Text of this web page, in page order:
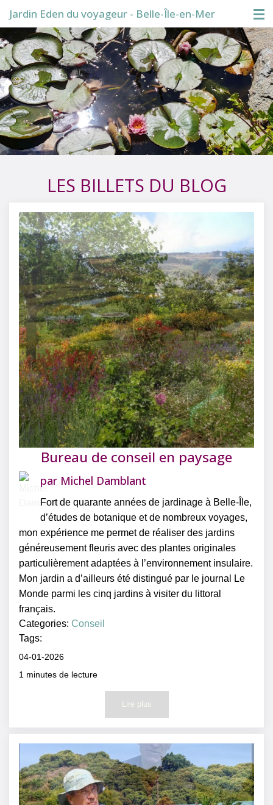
Jardin Eden du voyageur - Belle-Île-en-Mer
Accueil
Visite du jardin
Boutique
Conférences
Blog
LES BILLETS DU BLOG
Bureau de conseil en paysage
par Michel Damblant
Fort de quarante années de jardinage à Belle-Île,
d’études de botanique et de nombreux voyages,
mon expérience me permet de réaliser des jardins
généreusement fleuris avec des plantes originales
particulièrement adaptées à l’environnement insulaire.
Mon jardin a d’ailleurs été distingué par le journal Le
Monde parmi les cinq jardins à visiter du littoral
français.
Categories:Conseil
Tags:
04-01-2026
1 minutes de lecture
Lire plus